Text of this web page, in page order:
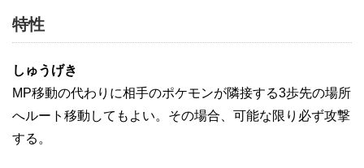
特性
しゅうげき
MP移動の代わりに相手のポケモンが隣接する3歩先の場所
へルート移動してもよい。その場合、可能な限り必ず攻撃
する。